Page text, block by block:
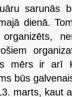
sarunās
dienā.
mērs ir arī
būs
marts, kaut